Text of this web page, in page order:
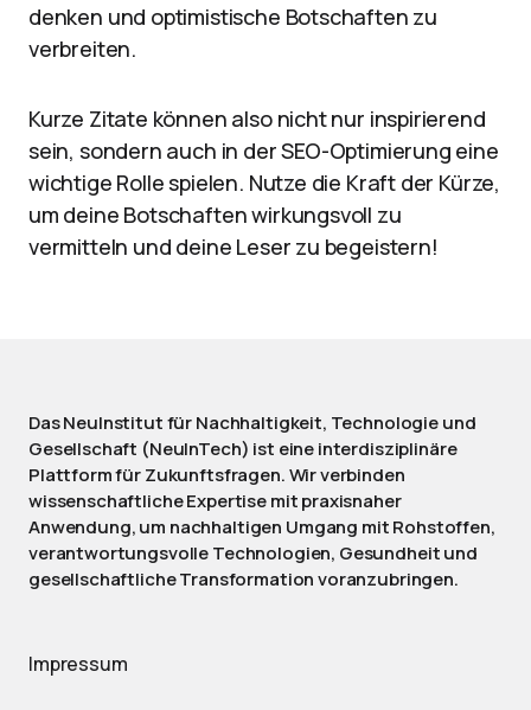
denken und optimistische Botschaften zu
verbreiten.
Kurze Zitate können also nicht nur inspirierend
sein, sondern auch in der SEO-Optimierung eine
wichtige Rolle spielen. Nutze die Kraft der Kürze,
um deine Botschaften wirkungsvoll zu
vermitteln und deine Leser zu begeistern!
Das NeuInstitut für Nachhaltigkeit, Technologie und
Gesellschaft (NeuInTech) ist eine interdisziplinäre
Plattform für Zukunftsfragen. Wir verbinden
wissenschaftliche Expertise mit praxisnaher
Anwendung, um nachhaltigen Umgang mit Rohstoffen,
verantwortungsvolle Technologien, Gesundheit und
gesellschaftliche Transformation voranzubringen.
Impressum